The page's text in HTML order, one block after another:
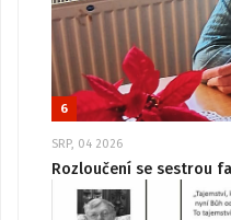
6
SRP, 04 2026
Rozloučení se sestrou